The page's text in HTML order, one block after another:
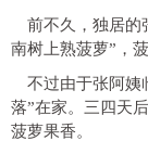
前不久，独居的
南树上熟菠萝”，
不过由于张阿姨
落”在家。三四天
菠萝果香。